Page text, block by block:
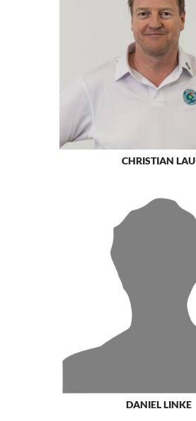
CHRISTIAN LAU
DANIEL LINKE